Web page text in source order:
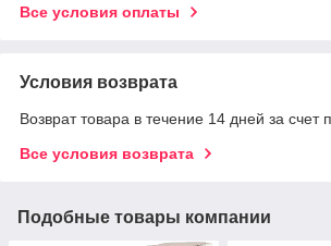
Все условия оплаты
Условия возврата
Возврат товара в течение 14 дней за счет
Все условия возврата
Подобные товары компании